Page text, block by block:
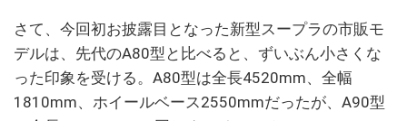
さて、今回初お披露目となった新型スープラの市販モ
デルは、先代のA80型と比べると、ずいぶん小さくな
った印象を受ける。A80型は全長4520mm、全幅
1810mm、ホイールベース2550mmだったが、A90型